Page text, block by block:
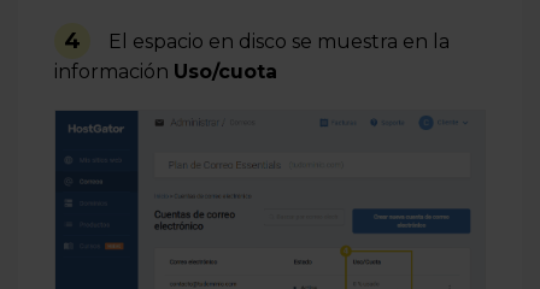
4
El espacio en disco se muestra en la
información Uso/cuota